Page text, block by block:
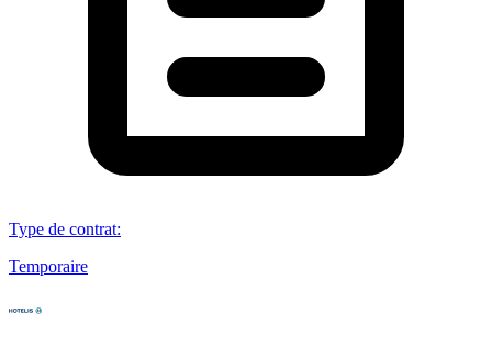
Type de contrat:
Temporaire